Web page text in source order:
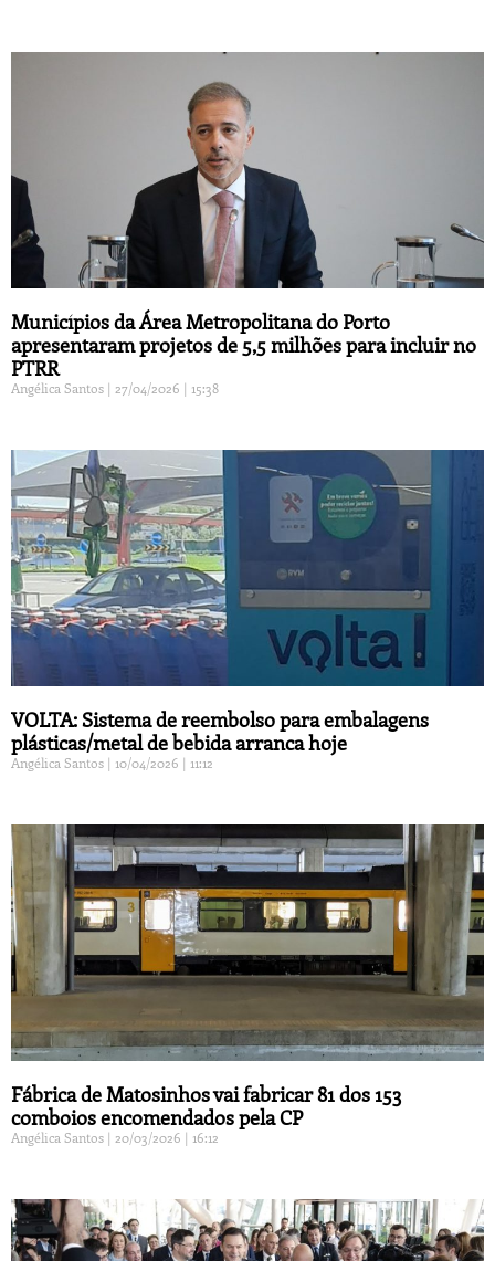
Municípios da Área Metropolitana do Porto
apresentaram projetos de 5,5 milhões para incluir no
PTRR
Angélica Santos 27/04/2026 15:38
VOLTA: Sistema de reembolso para embalagens
plásticas/metal de bebida arranca hoje
Angélica Santos 10/04/2026 11:12
Fábrica de Matosinhos vai fabricar 81 dos 153
comboios encomendados pela CP
Angélica Santos 20/03/2026 16:12